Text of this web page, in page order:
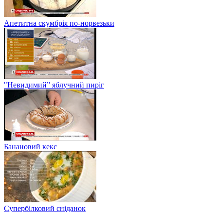
Апетитна скумбрія по-норвезьки
"Невидимий” яблучний пиріг
Банановий кекс
Супербілковий сніданок